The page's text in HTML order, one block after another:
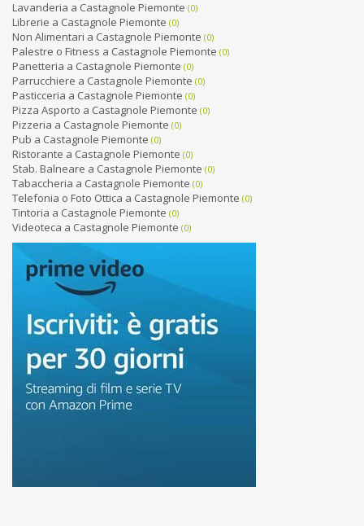
Lavanderia a Castagnole Piemonte (0)
Librerie a Castagnole Piemonte (0)
Non Alimentari a Castagnole Piemonte (0)
Palestre o Fitness a Castagnole Piemonte (0)
Panetteria a Castagnole Piemonte (0)
Parrucchiere a Castagnole Piemonte (0)
Pasticceria a Castagnole Piemonte (0)
Pizza Asporto a Castagnole Piemonte (0)
Pizzeria a Castagnole Piemonte (0)
Pub a Castagnole Piemonte (0)
Ristorante a Castagnole Piemonte (0)
Stab. Balneare a Castagnole Piemonte (0)
Tabaccheria a Castagnole Piemonte (0)
Telefonia o Foto Ottica a Castagnole Piemonte (0)
Tintoria a Castagnole Piemonte (0)
Videoteca a Castagnole Piemonte (0)